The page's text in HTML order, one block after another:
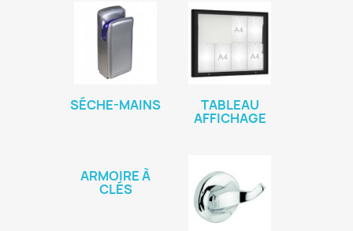
SÉCHE-MAINS TABLEAU
AFFICHAGE
ARMOIRE À
CLÉS